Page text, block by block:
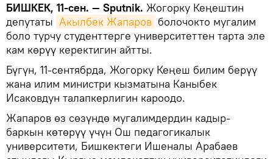
БИШКЕК, 11-сен. — Sputnik. Жогорку Кеңештин
депутаты Акылбек Жапаров болочокто мугалим
боло турчу студенттерге университеттен тарта эле
кам көрүү керектигин айтты.
Бүгүн, 11-сентябрда, Жогорку Кеңеш билим берүү
жана илим министри кызматына Каныбек
Исаковдун талапкерлигин кароодо.
Жапаров өз сөзүндө мугалимдердин кадыр-
баркын көтөрүү үчүн Ош педагогикалык
университети, Бишкектеги Ишеналы Арабаев